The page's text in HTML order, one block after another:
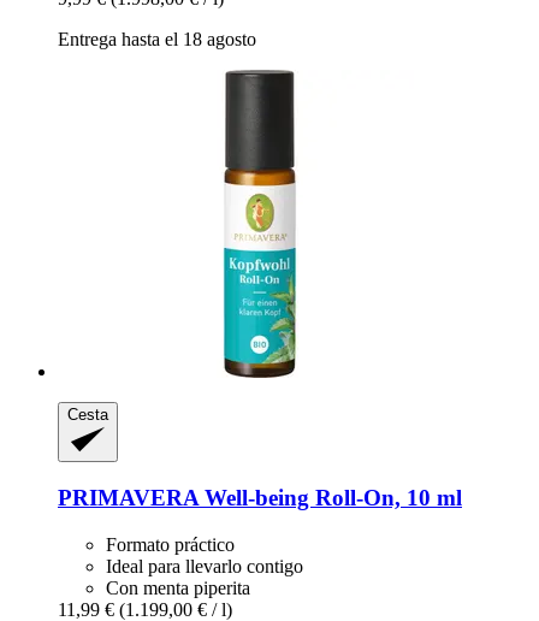
Entrega hasta el 18 agosto
Cesta
PRIMAVERA Well-​being Roll-​On, 10 ml
Formato práctico
Ideal para llevarlo contigo
Con menta piperita
11,99 € (1.199,00 € / l)